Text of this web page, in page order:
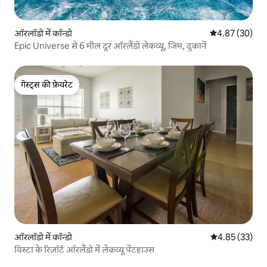
ऑरलॉडो में कॉन्डो औसत रेटिंग 5 में
4.87 (30)
Epic Universe से 6 मील दूर ऑरलैंडो लेकव्यू, जिम, दुकानें
गेस्ट्स की फ़ेवरेट
गेस्ट्स की फ़ेवरेट
ऑरलॉडो में कॉन्डो औसत रेटिंग 5 में
4.85 (33)
विस्टा के रिज़ॉर्ट ऑरलैंडो में लेकव्यू पेंटहाउस